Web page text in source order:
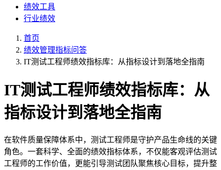
绩效工具
行业绩效
首页
绩效管理指标问答
IT测试工程师绩效指标库：从指标设计到落地全指南
IT测试工程师绩效指标库：从
指标设计到落地全指南
在软件质量保障体系中，测试工程师是守护产品生命线的关键
角色。一套科学、全面的绩效指标体系，不仅能客观评估测试
工程师的工作价值，更能引导测试团队聚焦核心目标，提升整